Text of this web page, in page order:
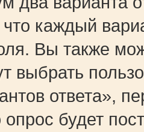
каждый
Вы также
выбрать
ответа»,
опрос будет